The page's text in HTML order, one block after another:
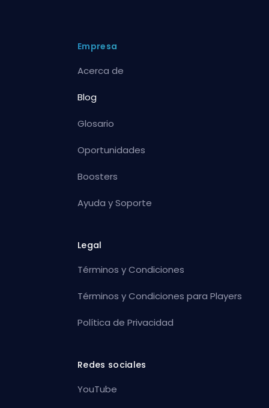
Empresa
Acerca de
Blog
Glosario
Oportunidades
Boosters
Ayuda y Soporte
Legal
Términos y Condiciones
Términos y Condiciones para Players
Política de Privacidad
Redes sociales
YouTube